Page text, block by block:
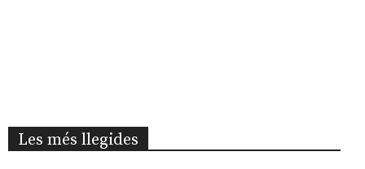
Les més llegides